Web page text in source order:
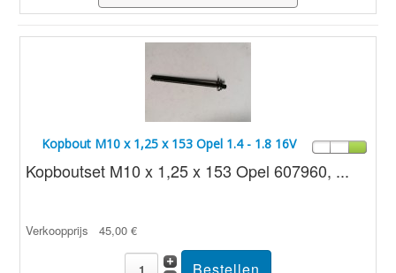
Kopbout M10 x 1,25 x 153 Opel 1.4 - 1.8 16V
Kopboutset M10 x 1,25 x 153 Opel 607960, ...
Verkoopprijs 45,00 €